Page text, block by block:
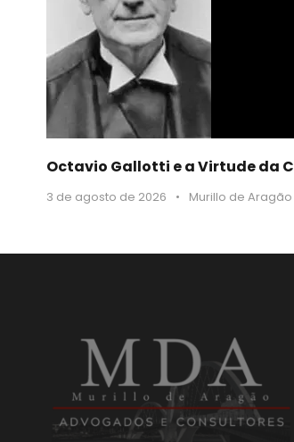
Octavio Gallotti e a Virtude da
3 de agosto de 2026 • Murillo de Aragão